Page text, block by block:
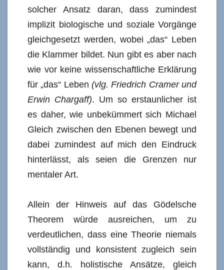
solcher Ansatz daran, dass zumindest
implizit biologische und soziale Vorgänge
gleichgesetzt werden, wobei „das“ Leben
die Klammer bildet. Nun gibt es aber nach
wie vor keine wissenschaftliche Erklärung
für „das“ Leben (vlg. Friedrich Cramer und
Erwin Chargaff). Um so erstaunlicher ist
es daher, wie unbekümmert sich Michael
Gleich zwischen den Ebenen bewegt und
dabei zumindest auf mich den Eindruck
hinterlässt, als seien die Grenzen nur
mentaler Art.
Allein der Hinweis auf das Gödelsche
Theorem würde ausreichen, um zu
verdeutlichen, dass eine Theorie niemals
vollständig und konsistent zugleich sein
kann, d.h. holistische Ansätze, gleich